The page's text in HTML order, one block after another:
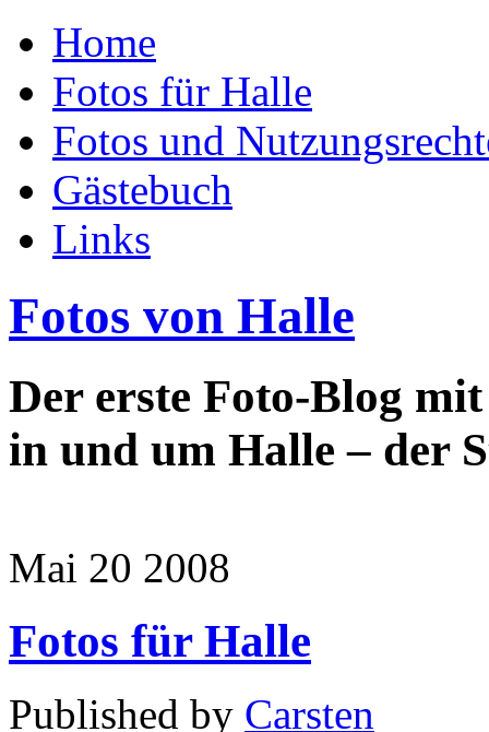
Home
Fotos für Halle
Fotos und
Gästebuch
Links
Fotos von Halle
Der erste Foto-Blog
in und um Halle – der
Mai 20 2008
Fotos für Halle
Published by Carsten